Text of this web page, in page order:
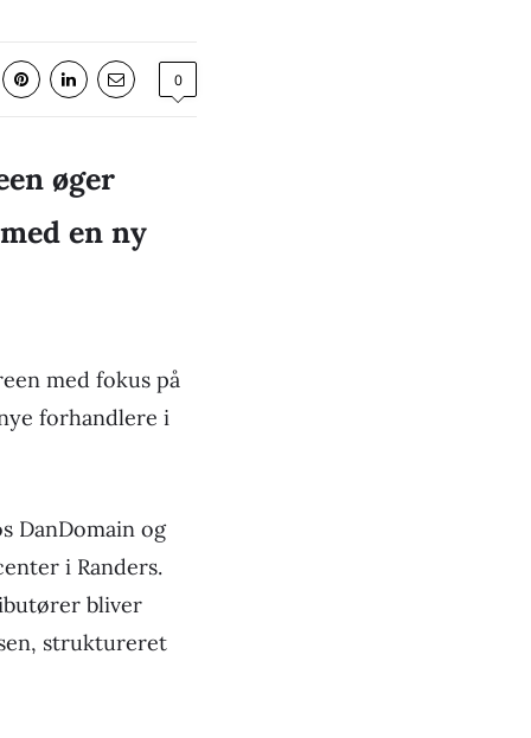
0
øger
en ny
med fokus på
forhandlere i
DanDomain og
i Randers.
bliver
struktureret